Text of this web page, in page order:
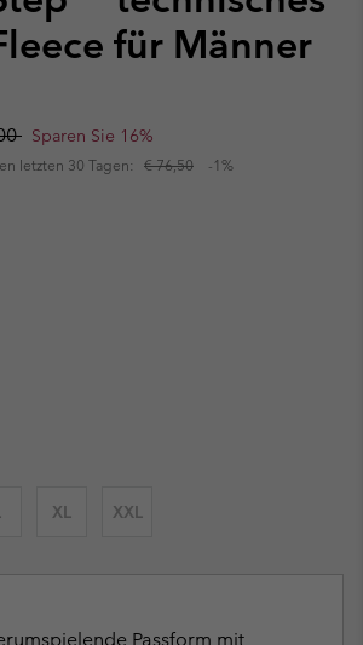
für Männer
price:
Sparen Sie 16%
letzten 30 Tagen: € 76,50 -1%
XL XXL
Passform mit